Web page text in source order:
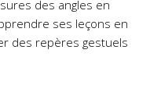
des angles en
ses leçons en
des repères gestuels